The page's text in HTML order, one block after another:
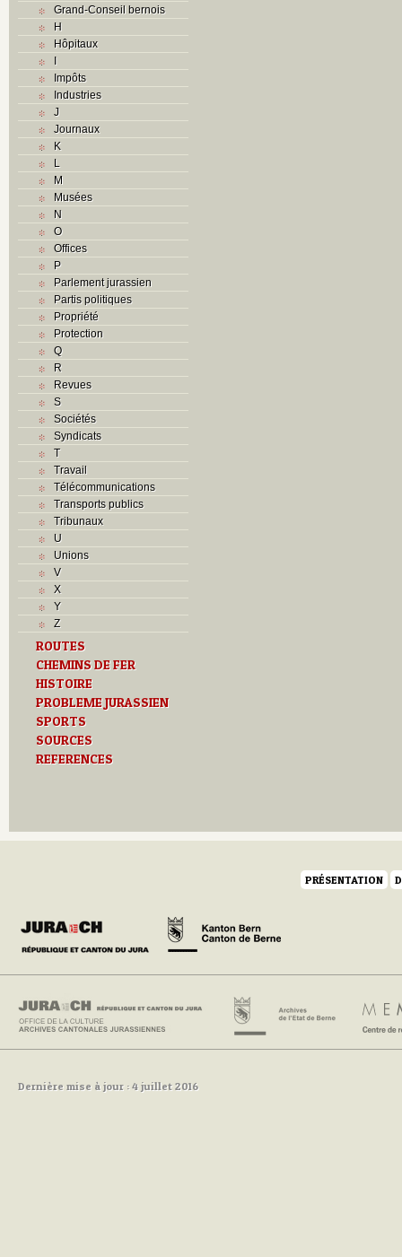
Grand-Conseil bernois
H
Hôpitaux
I
Impôts
Industries
J
Journaux
K
L
M
Musées
N
O
Offices
P
Parlement jurassien
Partis politiques
Propriété
Protection
Q
R
Revues
S
Sociétés
Syndicats
T
Travail
Télécommunications
Transports publics
Tribunaux
U
Unions
V
X
Y
Z
ROUTES
CHEMINS DE FER
HISTOIRE
PROBLEME JURASSIEN
SPORTS
SOURCES
REFERENCES
PRÉSENTATION
Dernière mise à jour : 4 juillet 2016